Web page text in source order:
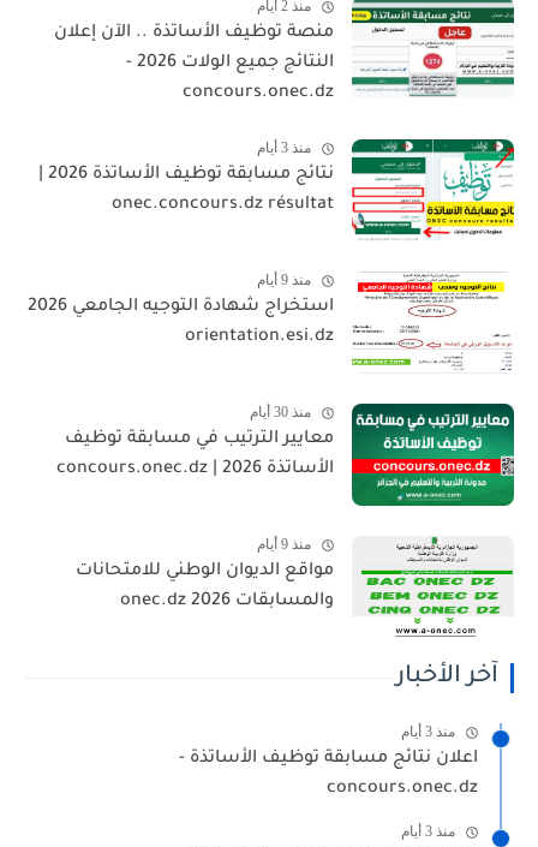
منذ 2 أيام
منصة توظيف الأساتذة .. الآن إعلان
النتائج جميع الولات 2026 -
concours.onec.dz
منذ 3 أيام
نتائج مسابقة توظيف الأساتذة 2026 |
onec.concours.dz résultat
منذ 9 أيام
استخراج شهادة التوجيه الجامعي 2026
orientation.esi.dz
منذ 30 أيام
معايير الترتيب في مسابقة توظيف
الأساتذة 2026 | concours.onec.dz
منذ 9 أيام
مواقع الديوان الوطني للامتحانات
والمسابقات 2026 onec.dz
آخر الأخبار
منذ 3 أيام
اعلان نتائج مسابقة توظيف الأساتذة -
concours.onec.dz
منذ 3 أيام